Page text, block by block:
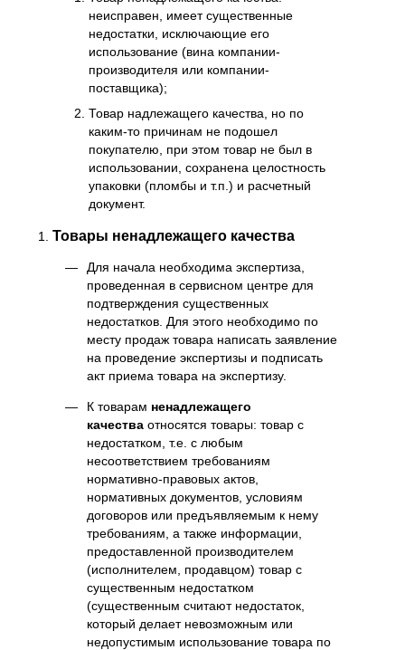
неисправен, имеет существенные
недостатки, исключающие его
использование (вина компании-
производителя или компании-
поставщика);
Товар надлежащего качества, но по
каким-то причинам не подошел
покупателю, при этом товар не был в
использовании, сохранена целостность
упаковки (пломбы и т.п.) и расчетный
документ.
Товары ненадлежащего качества
Для начала необходима экспертиза,
проведенная в сервисном центре для
подтверждения существенных
недостатков. Для этого необходимо по
месту продаж товара написать заявление
на проведение экспертизы и подписать
акт приема товара на экспертизу.
К товарам ненадлежащего
качества относятся товары: товар с
недостатком, т.е. с любым
несоответствием требованиям
нормативно-правовых актов,
нормативных документов, условиям
договоров или предъявляемым к нему
требованиям, а также информации,
предоставленной производителем
(исполнителем, продавцом) товар с
существенным недостатком
(существенным считают недостаток,
который делает невозможным или
недопустимым использование товара по